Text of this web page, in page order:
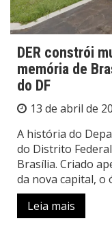
DER constrói
memória de
do DF
13 de abril de
A história do
do Distrito
Brasília. Criado
da nova capital, o
Leia mais